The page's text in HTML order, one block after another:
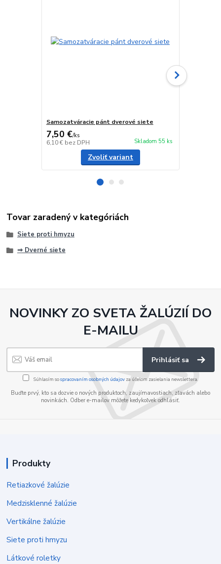
Samozatváracie pánt dverové siete
7,50 €/ks
6,10 € bez DPH Skladom 55 ks
Zvoliť variant
Tovar zaradený v kategóriách
Siete proti hmyzu
⇒ Dverné siete
NOVINKY ZO SVETA ŽALÚZIÍ DO
E-MAILU
Prihlásiť sa
Súhlasím sospracovaním osobných údajov za účelom zasielania newslettera.
Buďte prvý, kto sa dozvie o nových produktoch, zaujímavostiach, zľavách alebo
novinkách. Odber e-mailov môžete kedykoľvek odhlásiť.
Produkty
Retiazkové žalúzie
Medzisklenné žalúzie
Vertikálne žalúzie
Siete proti hmyzu
Látkové roletky